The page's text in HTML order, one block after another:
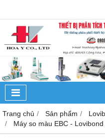
Trang chủ Sản phẩm
Máy so màu EBC - Lovibond